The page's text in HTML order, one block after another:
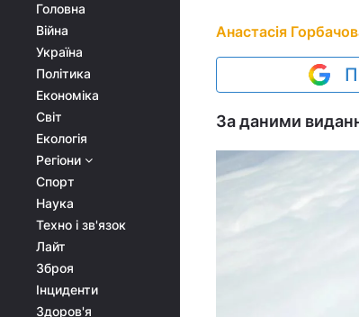
Головна
Війна
Україна
Політика
Економіка
Світ
Екологія
Регіони
Спорт
Наука
Техно і зв'язок
Лайт
Зброя
Інциденти
Здоров'я
Анастасія
За даними